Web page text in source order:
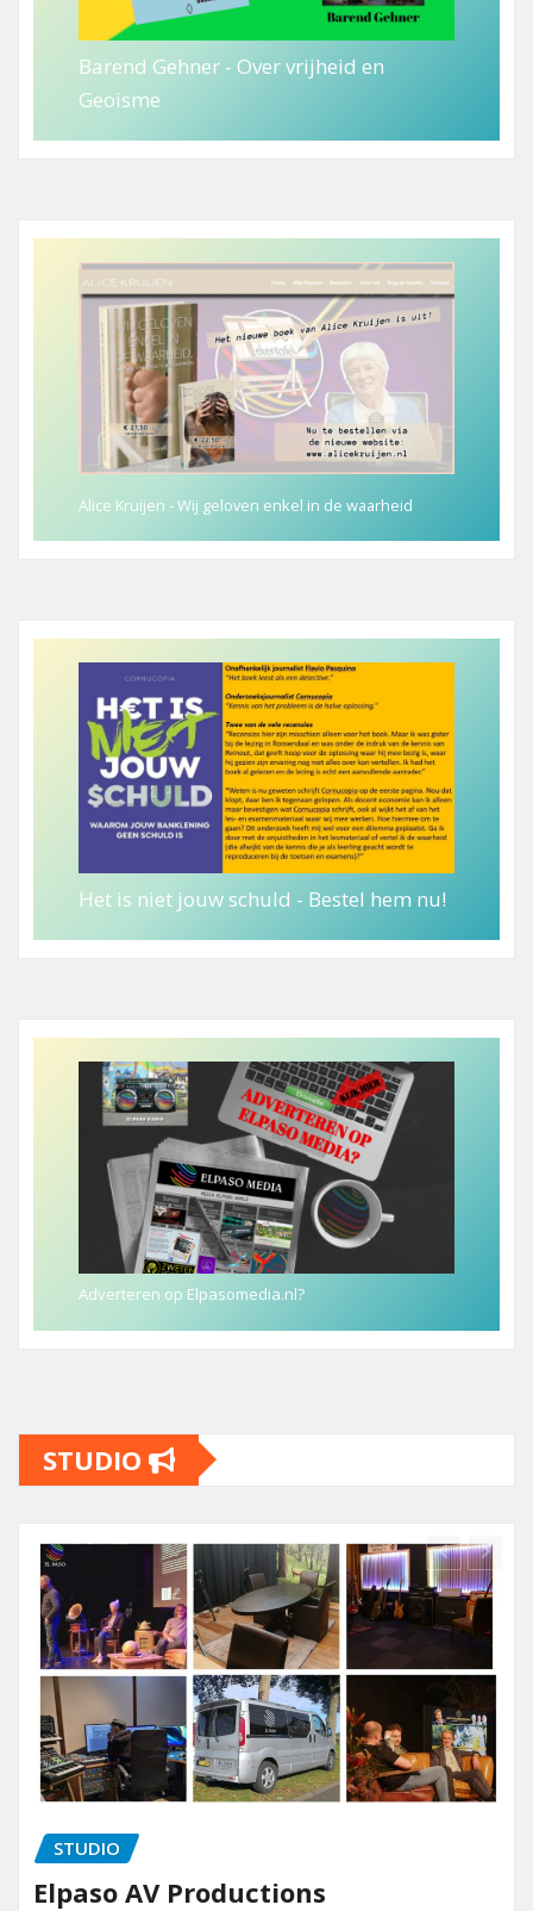
Barend Gehner - Over vrijheid en
Geoisme
Alice Kruijen - Wij geloven enkel in de waarheid
Het is niet jouw schuld - Bestel hem nu!
Adverteren op Elpasomedia.nl?
STUDIO
STUDIO
Elpaso AV Productions